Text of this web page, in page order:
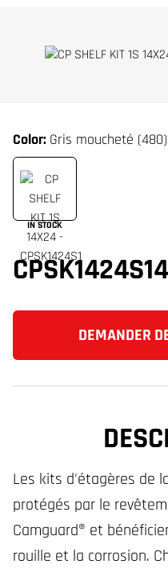
Color: Gris moucheté (480)
IN STOCK
DEMANDER
Les kits d'étagères de
protégés par le
Camguard® et
rouille et la corrosion.